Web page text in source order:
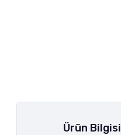
Ürün Bilgisi